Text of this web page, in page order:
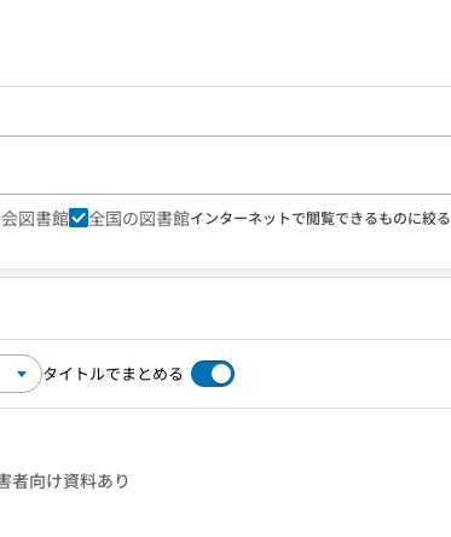
図書館 全国の図書館インターネットで閲覧できるものに絞る
タイトルでまとめる
者向け資料あり